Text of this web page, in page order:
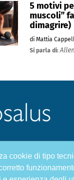
cookie di tipo
5 motivi
muscoli”
dimagrire)
di Mattia
Si parla di:
A - Z
Salute e